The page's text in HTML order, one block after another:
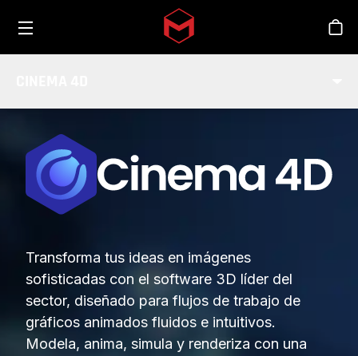
Skip to main content
Transforma tus ideas en imágenes
sofisticadas con el software 3D líder del
sector, diseñado para flujos de trabajo de
gráficos animados fluidos e intuitivos.
Modela, anima, simula y renderiza con una